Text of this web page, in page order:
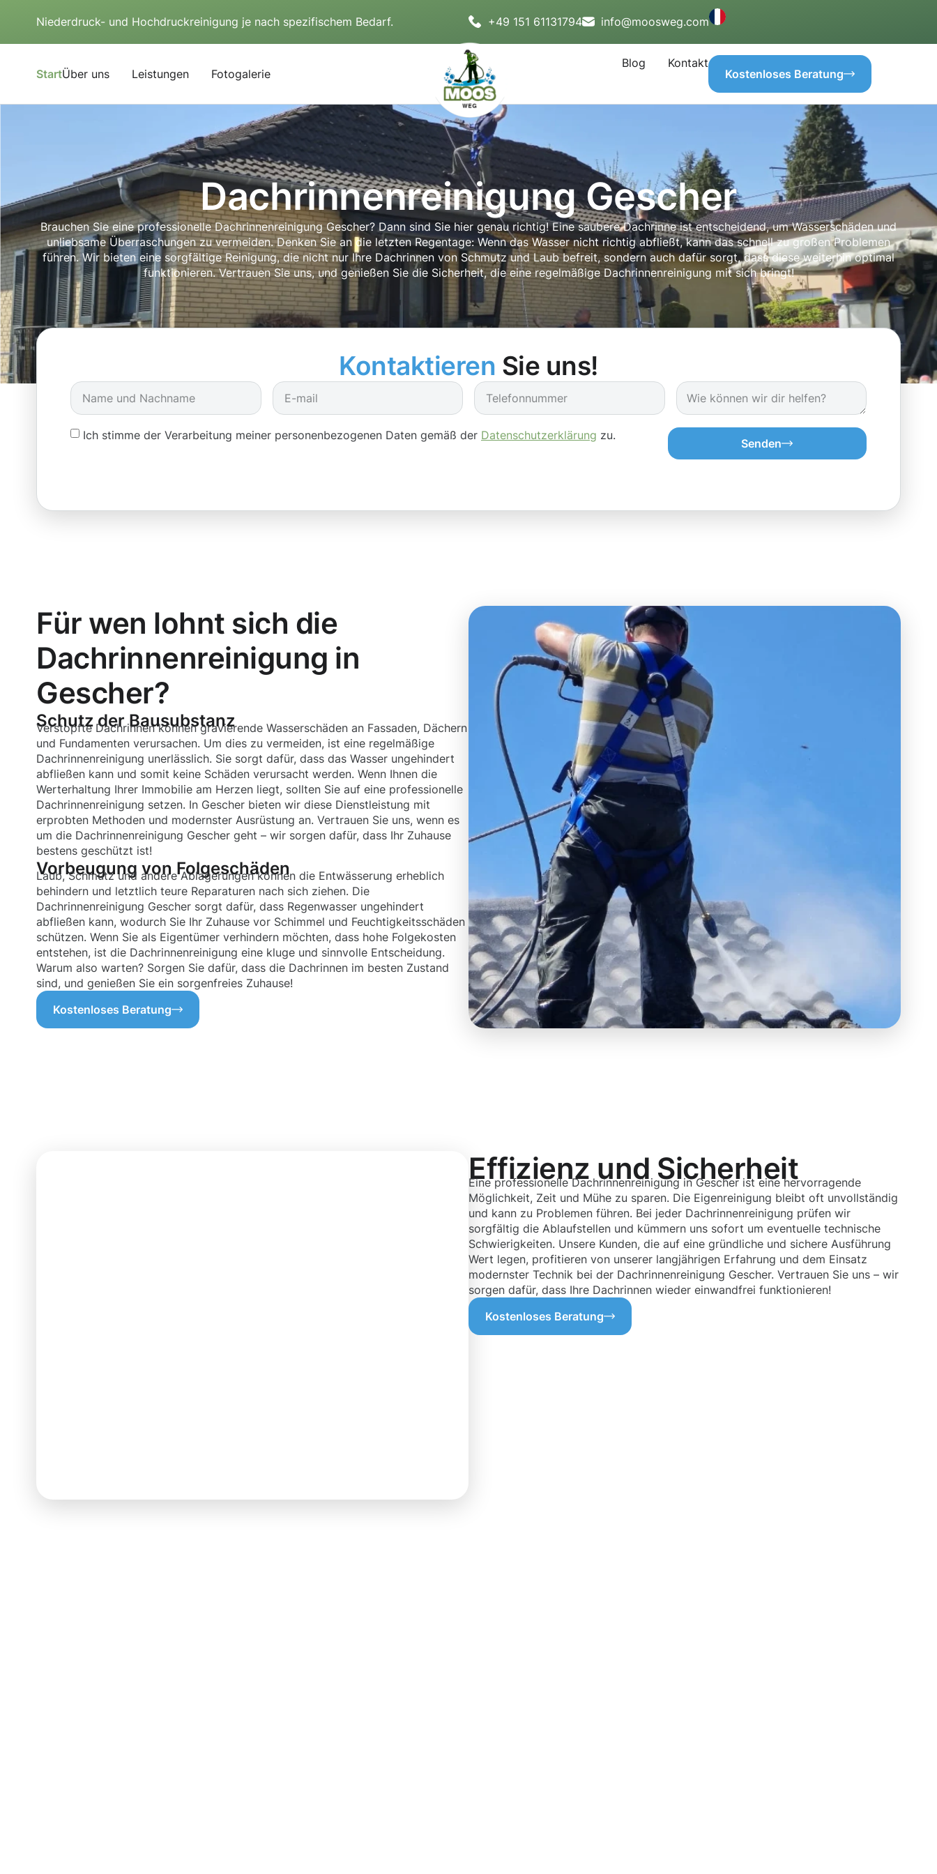
Niederdruck- und Hochdruckreinigung je nach spezifischem Bedarf. +49 151 61131794 info@moosweg.com
StartÜber uns Leistungen Fotogalerie
Blog
Kontakt
Kostenloses Beratung
Dachrinnenreinigung Gescher
Brauchen Sie eine professionelle Dachrinnenreinigung Gescher? Dann sind Sie hier genau richtig! Eine saubere Dachrinne ist entscheidend, um Wasserschäden und
unliebsame Überraschungen zu vermeiden. Denken Sie an die letzten Regentage: Wenn das Wasser nicht richtig abfließt, kann das schnell zu großen Problemen
führen. Wir bieten eine sorgfältige Reinigung, die nicht nur Ihre Dachrinnen von Schmutz und Laub befreit, sondern auch dafür sorgt, dass diese weiterhin optimal
funktionieren. Vertrauen Sie uns, und genießen Sie die Sicherheit, die eine regelmäßige Dachrinnenreinigung mit sich bringt!
Kontaktieren Sie uns!
Ich stimme der Verarbeitung meiner personenbezogenen Daten gemäß der Datenschutzerklärung zu.
Senden
Für wen lohnt sich die
Dachrinnenreinigung in
Gescher?
Schutz der Bausubstanz
Verstopfte Dachrinnen können gravierende Wasserschäden an Fassaden, Dächern
und Fundamenten verursachen. Um dies zu vermeiden, ist eine regelmäßige
Dachrinnenreinigung unerlässlich. Sie sorgt dafür, dass das Wasser ungehindert
abfließen kann und somit keine Schäden verursacht werden. Wenn Ihnen die
Werterhaltung Ihrer Immobilie am Herzen liegt, sollten Sie auf eine professionelle
Dachrinnenreinigung setzen. In Gescher bieten wir diese Dienstleistung mit
erprobten Methoden und modernster Ausrüstung an. Vertrauen Sie uns, wenn es
um die Dachrinnenreinigung Gescher geht – wir sorgen dafür, dass Ihr Zuhause
bestens geschützt ist!
Vorbeugung von Folgeschäden
Laub, Schmutz und andere Ablagerungen können die Entwässerung erheblich
behindern und letztlich teure Reparaturen nach sich ziehen. Die
Dachrinnenreinigung Gescher sorgt dafür, dass Regenwasser ungehindert
abfließen kann, wodurch Sie Ihr Zuhause vor Schimmel und Feuchtigkeitsschäden
schützen. Wenn Sie als Eigentümer verhindern möchten, dass hohe Folgekosten
entstehen, ist die Dachrinnenreinigung eine kluge und sinnvolle Entscheidung.
Warum also warten? Sorgen Sie dafür, dass die Dachrinnen im besten Zustand
sind, und genießen Sie ein sorgenfreies Zuhause!
Kostenloses Beratung
Effizienz und Sicherheit
Eine professionelle Dachrinnenreinigung in Gescher ist eine hervorragende
Möglichkeit, Zeit und Mühe zu sparen. Die Eigenreinigung bleibt oft unvollständig
und kann zu Problemen führen. Bei jeder Dachrinnenreinigung prüfen wir
sorgfältig die Ablaufstellen und kümmern uns sofort um eventuelle technische
Schwierigkeiten. Unsere Kunden, die auf eine gründliche und sichere Ausführung
Wert legen, profitieren von unserer langjährigen Erfahrung und dem Einsatz
modernster Technik bei der Dachrinnenreinigung Gescher. Vertrauen Sie uns – wir
sorgen dafür, dass Ihre Dachrinnen wieder einwandfrei funktionieren!
Kostenloses Beratung